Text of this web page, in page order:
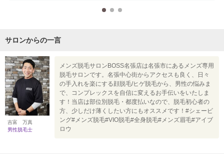
サロンからの一言
吉富 万真
男性脱毛士
メンズ脱毛サロンBOSS名張店は名張市にあるメンズ専用
脱毛サロンです。名張中心街からアクセスも良く、日々
の手入れを楽にする顔脱毛/ヒゲ脱毛から、男性の悩みま
で、コンプレックスを自信に変えるお手伝いをいたしま
す！当店は部位別脱毛・都度払いなので、脱毛初心者の
方、少しだけ薄くしたい方にもオススメです！#シェービ
ング#メンズ脱毛#VIO脱毛#全身脱毛#メンズ眉毛#アイブ
ロウ